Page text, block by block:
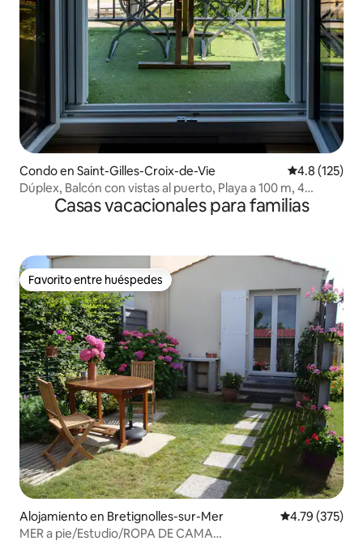
Condo en Saint-Gilles-Croix-de-Vie Calificación
4.8 (125)
Dúplex, Balcón con vistas al puerto, Playa a 100 m, 4
personas, TV 4K
Casas vacacionales para familias
Favorito entre huéspedes
Favorito entre huéspedes
Alojamiento en Bretignolles-sur-Mer Calificación
4.79 (375)
MER a pie/Estudio/ROPA DE CAMA